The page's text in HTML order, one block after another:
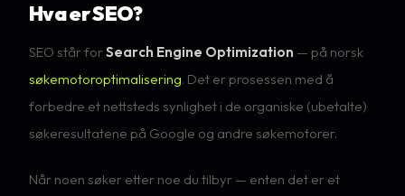
Hva er SEO?
SEO står forSearch Engine Optimization — på norsk
søkemotoroptimalisering. Det er prosessen med å
forbedre et nettsteds synlighet i de organiske (ubetalte)
søkeresultatene på Google og andre søkemotorer.
Når noen søker etter noe du tilbyr — enten det er et